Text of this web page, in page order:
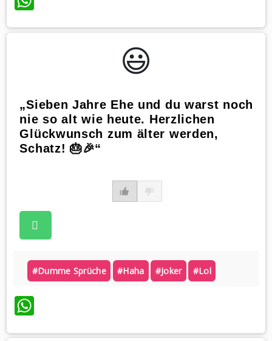
😃️
„Sieben Jahre Ehe und du warst noch
nie so alt wie heute. Herzlichen
Glückwunsch zum älter werden,
Schatz! 🎂🎉“
#dumme Sprüche #haha #joker #lol
WhatsApp